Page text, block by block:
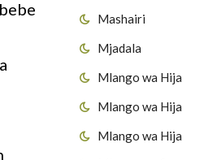
Mashairi
Mjadala
Mlango wa Hija
Mlango wa Hija
Mlango wa Hija